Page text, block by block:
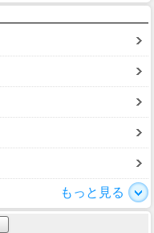
もっと見る